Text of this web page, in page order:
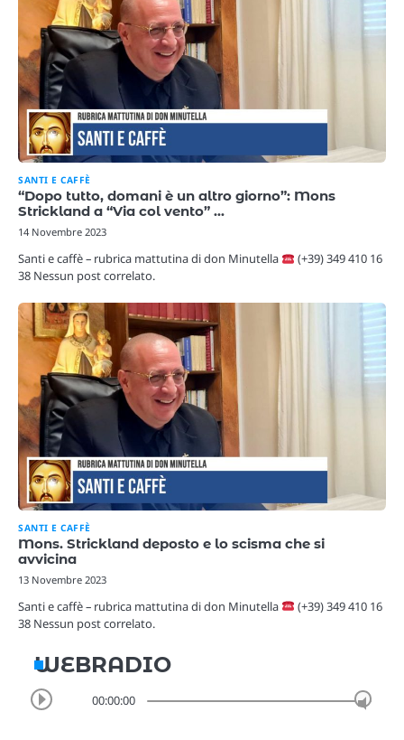
SANTI E CAFFÈ
“Dopo tutto, domani è un altro giorno”: Mons
Strickland a “Via col vento” …
14 Novembre 2023
Santi e caffè – rubrica mattutina di don Minutella
(+39) 349 410 16
38 Nessun post correlato.
SANTI E CAFFÈ
Mons. Strickland deposto e lo scisma che si
avvicina
13 Novembre 2023
Santi e caffè – rubrica mattutina di don Minutella
(+39) 349 410 16
38 Nessun post correlato.
WEBRADIO
00:00:00